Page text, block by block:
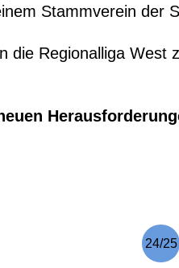
Stammverein der
die Regionalliga West
24/25